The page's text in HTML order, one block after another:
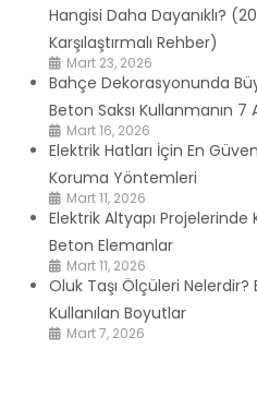
Hangisi Daha Dayanıklı?
Karşılaştırmalı Rehber)
Mart 23, 2026
Bahçe Dekorasyonunda
Beton Saksı Kullanmanın 7
Mart 16, 2026
Elektrik Hatları İçin En
Koruma Yöntemleri
Mart 11, 2026
Elektrik Altyapı Projelerinde
Beton Elemanlar
Mart 11, 2026
Oluk Taşı Ölçüleri Nelerdir?
Kullanılan Boyutlar
Mart 7, 2026